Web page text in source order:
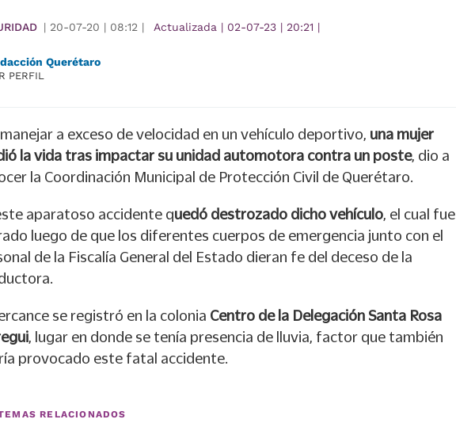
| 20-07-20 | 08:12 | Actualizada | 02-07-23 | 20:21 |
Querétaro
PERFIL
a exceso de velocidad en un vehículo deportivo, una mujer
la vida tras impactar su unidad automotora contra un poste, dio a
la Coordinación Municipal de Protección Civil de Querétaro.
aparatoso accidente quedó destrozado dicho vehículo , el cual fue
luego de que los diferentes cuerpos de emergencia junto con el
de la Fiscalía General del Estado dieran fe del deceso de la
se registró en la colonia Centro de la Delegación Santa Rosa
, lugar en donde se tenía presencia de lluvia, factor que también
provocado este fatal accidente.
RELACIONADOS